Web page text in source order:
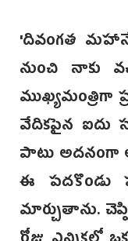
‌'దివంగత
నుంచి నాకు
ముఖ్యమంత్రిగా
వేదికపైన ఐదు
పాటు అదనంగా
ఈ పదకొండు
మార్చుతాను.